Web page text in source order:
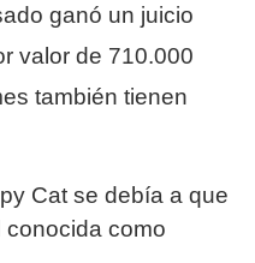
ganó un juicio
valor de 710.000
también tienen
Cat se debía a que
como